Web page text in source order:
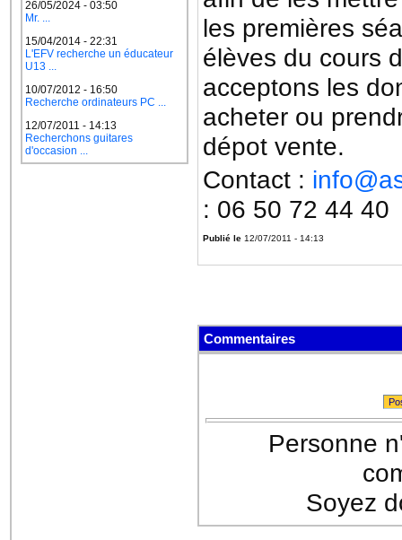
26/05/2024 - 03:50
Mr. ...
15/04/2014 - 22:31
L'EFV recherche un éducateur
U13 ...
10/07/2012 - 16:50
Recherche ordinateurs PC ...
12/07/2011 - 14:13
Recherchons guitares
d'occasion ...
les premières
élèves du cours
acceptons les
acheter ou
dépot vente.
Contact :
: 06 50 72 44 40
Publié le 12/07/2011 - 14:13
Commentaires
Personne
Soyez